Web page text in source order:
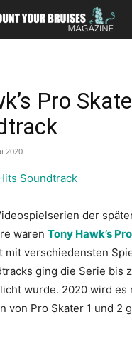
Pro
2020
der
waren Tony Hawk’s
mit verschiedensten
ging die Serie bis
wurde. 2020 wird es
von Pro Skater 1 und 2